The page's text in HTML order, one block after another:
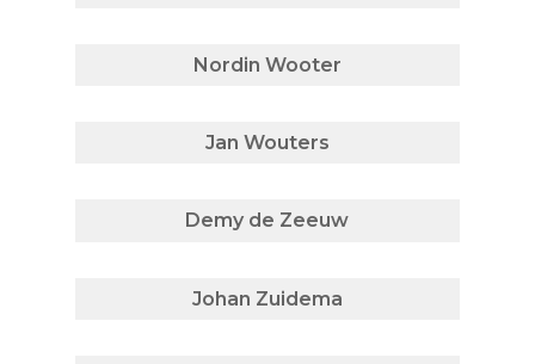
Nordin Wooter
Jan Wouters
Demy de Zeeuw
Johan Zuidema